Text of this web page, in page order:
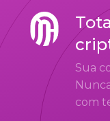
Sua
com